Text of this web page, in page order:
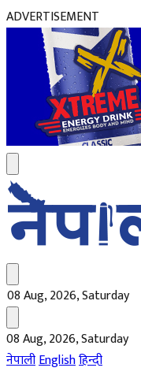
ADVERTISEMENT
08 Aug, 2026, Saturday
08 Aug, 2026, Saturday
नेपालीEnglishहिन्दी